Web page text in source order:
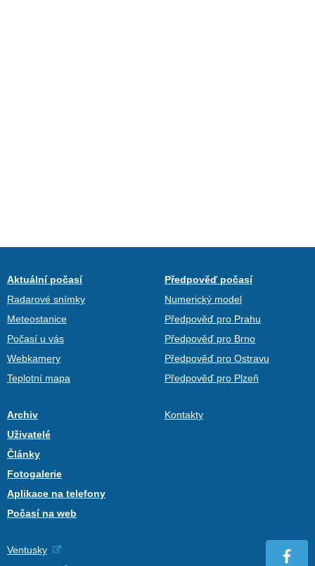
Aktuální počasí
Radarové snímky
Meteostanice
Počasí u vás
Webkamery
Teplotní mapa
Předpověď počasí
Numerický model
Předpověď pro Prahu
Předpověď pro Brno
Předpověď pro Ostravu
Předpověď pro Plzeň
Archiv
Uživatelé
Články
Fotogalerie
Aplikace na telefony
Počasí na web
Kontakty
Ventusky